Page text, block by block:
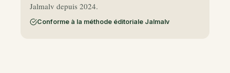
Jalmalv depuis 2024.
Conforme à la méthode éditoriale Jalmalv